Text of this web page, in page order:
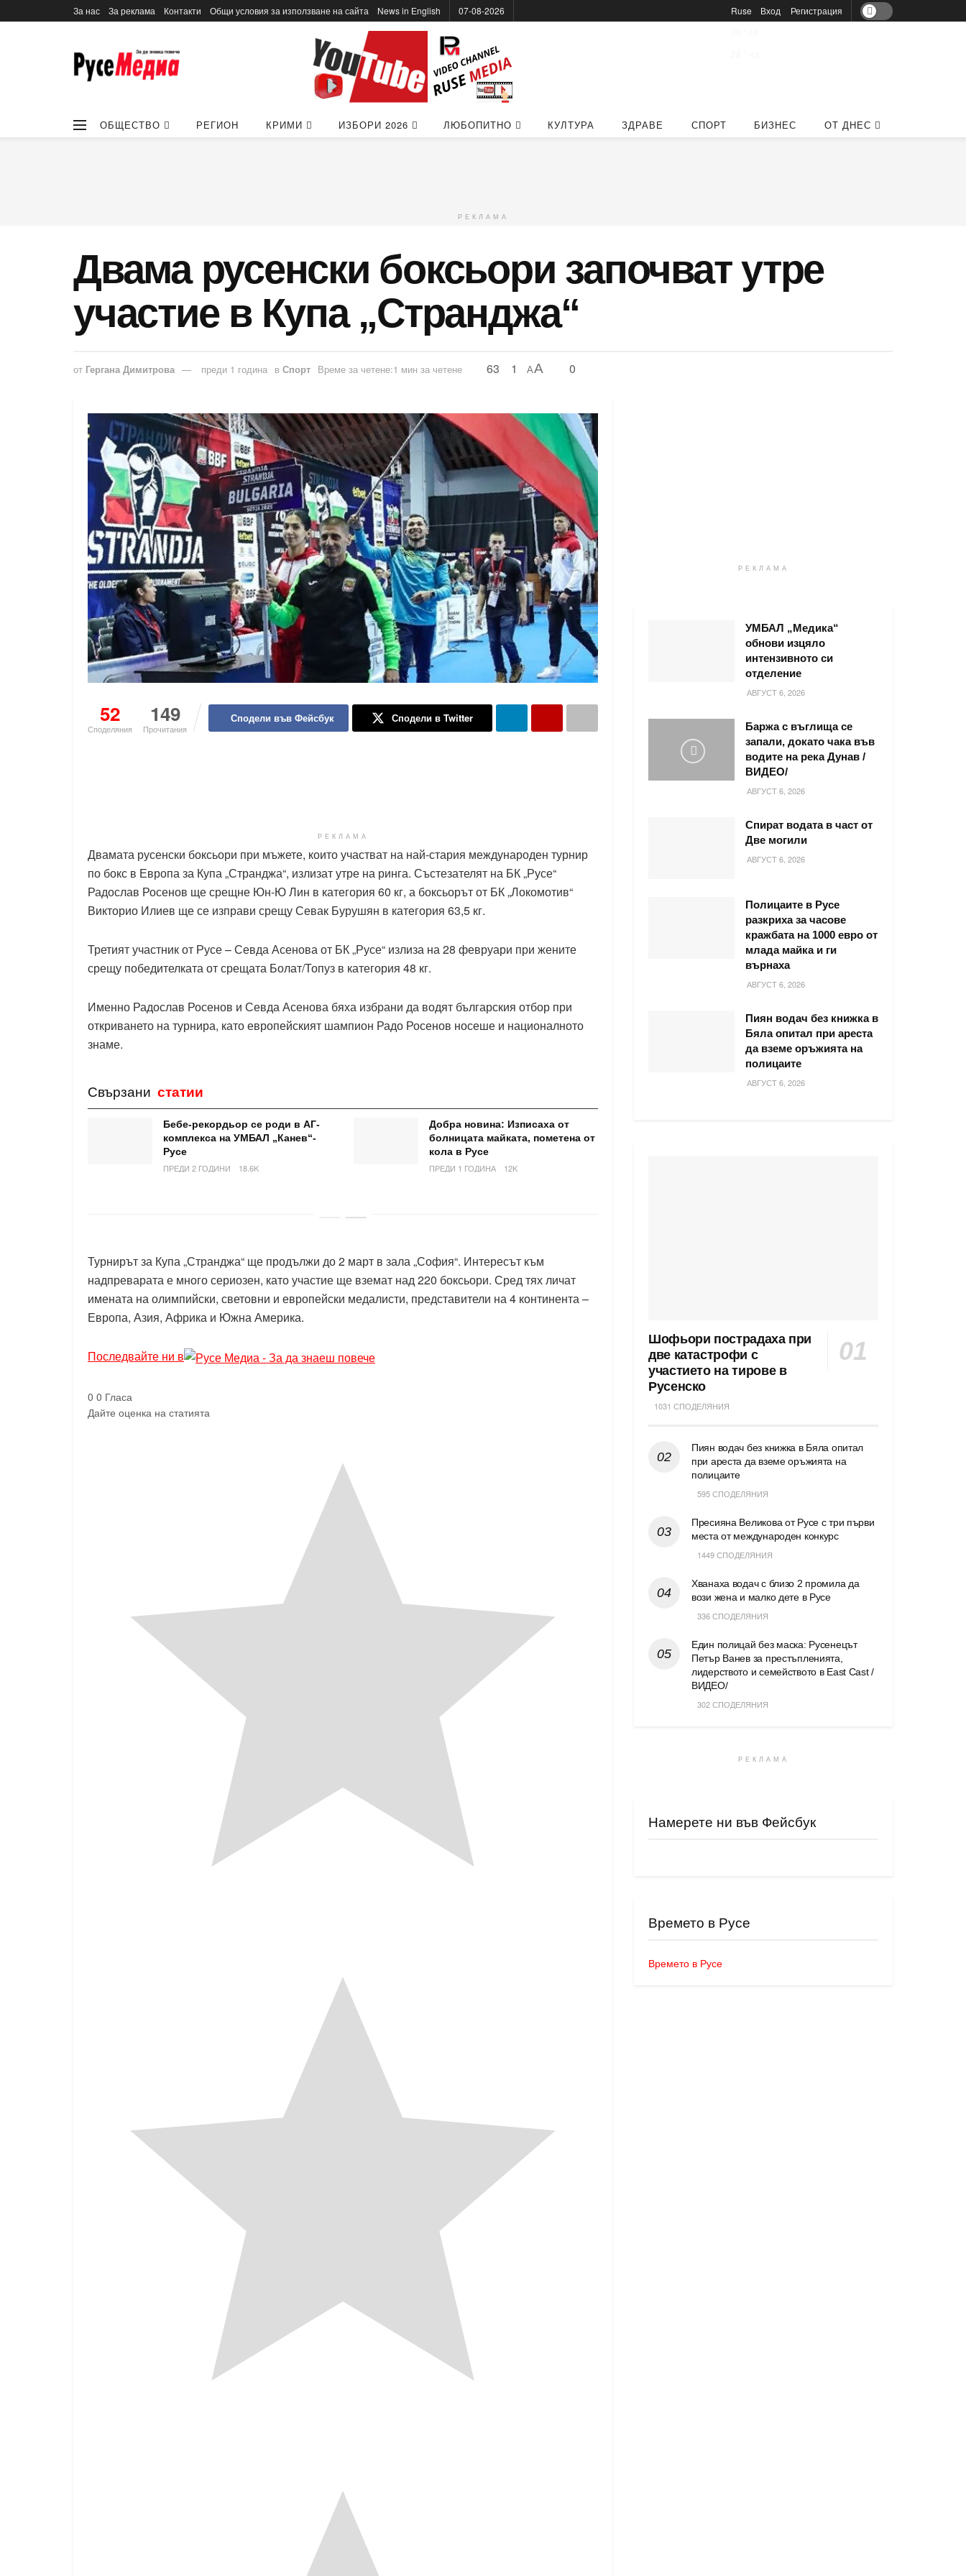
За нас За реклама Контакти Общи условия за използване на сайта News in Еnglish 07-08-2026
Ruse
Вход Регистрация
ОБЩЕСТВО РЕГИОН КРИМИ ИЗБОРИ 2026 ЛЮБОПИТНО КУЛТУРА ЗДРАВЕ СПОРТ БИЗНЕС ОТ ДНЕС
РЕКЛАМА
Двама русенски боксьори започват утре
участие в Купа „Странджа“
от Гергана Димитрова преди 1 година в Спорт Време за четене:1 мин за четене 63 1 AA 0
52
Споделяния
149
Прочитания
Сподели във Фейсбук Сподели в Twitter
РЕКЛАМА
Двамата русенски боксьори при мъжете, които участват на най-стария международен турнир
по бокс в Европа за Купа „Странджа“, излизат утре на ринга. Състезателят на БК „Русе“
Радослав Росенов ще срещне Юн-Ю Лин в категория 60 кг, а боксьорът от БК „Локомотив“
Викторио Илиев ще се изправи срещу Севак Бурушян в категория 63,5 кг.
Третият участник от Русе – Севда Асенова от БК „Русе“ излиза на 28 февруари при жените
срещу победителката от срещата Болат/Топуз в категория 48 кг.
Именно Радослав Росенов и Севда Асенова бяха избрани да водят българския отбор при
откриването на турнира, като европейският шампион Радо Росенов носеше и националното
знаме.
Свързани статии
Бебе-рекордьор се роди в АГ-
комплекса на УМБАЛ „Канев“-
Русе
ПРЕДИ 2 ГОДИНИ
18.6K
Добра новина: Изписаха от
болницата майката, пометена от
кола в Русе
ПРЕДИ 1 ГОДИНА
12K
Турнирът за Купа „Странджа“ ще продължи до 2 март в зала „София“. Интересът към
надпреварата е много сериозен, като участие ще вземат над 220 боксьори. Сред тях личат
имената на олимпийски, световни и европейски медалисти, представители на 4 континента –
Европа, Азия, Африка и Южна Америка.
Последвайте ни в
0 0 Гласа
Дайте оценка на статията
РЕКЛАМА
УМБАЛ „Медика“
обнови изцяло
интензивното си
отделение
АВГУСТ 6, 2026
Баржа с въглища се
запали, докато чака във
водите на река Дунав /
ВИДЕО/
АВГУСТ 6, 2026
Спират водата в част от
Две могили
АВГУСТ 6, 2026
Полицаите в Русе
разкриха за часове
кражбата на 1000 евро от
млада майка и ги
върнаха
АВГУСТ 6, 2026
Пиян водач без книжка в
Бяла опитал при ареста
да вземе оръжията на
полицаите
АВГУСТ 6, 2026
Шофьори пострадаха при
две катастрофи с
участието на тирове в
Русенско
1031 СПОДЕЛЯНИЯ
Пиян водач без книжка в Бяла опитал
при ареста да вземе оръжията на
полицаите
595 СПОДЕЛЯНИЯ
Пресияна Великова от Русе с три първи
места от международен конкурс
1449 СПОДЕЛЯНИЯ
Хванаха водач с близо 2 промила да
вози жена и малко дете в Русе
336 СПОДЕЛЯНИЯ
Един полицай без маска: Русенецът
Петър Ванев за престъпленията,
лидерството и семейството в East Cast /
ВИДЕО/
302 СПОДЕЛЯНИЯ
РЕКЛАМА
Намерете ни във Фейсбук
Времето в Русе
Времето в Русе